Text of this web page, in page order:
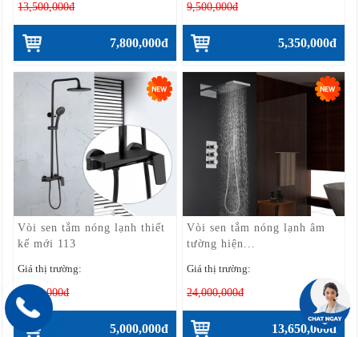
13,500,000đ
7,800,000đ
9,500,000đ
5,350,000đ
Vòi sen tắm nóng lạnh thiết
kế mới 113
Giá thị trường:
9,000,000đ
5,000,000đ
Vòi sen tắm nóng lạnh âm
tường hiện...
Giá thị trường:
24,000,000đ
13,650,000đ